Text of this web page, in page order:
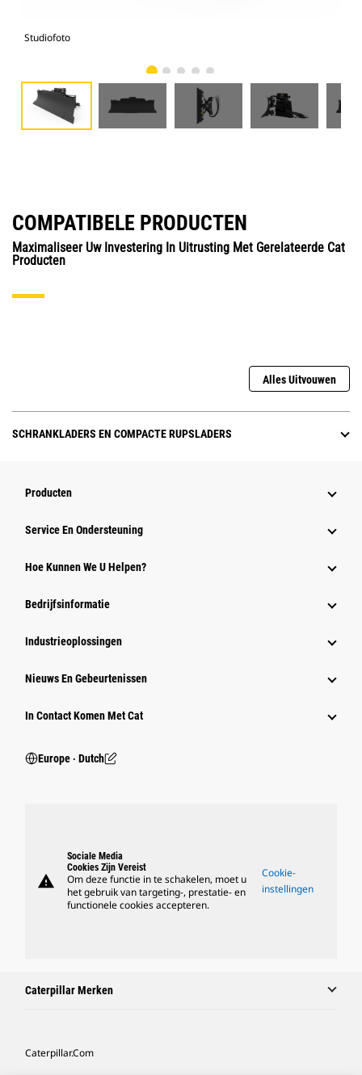
Studiofoto
COMPATIBELE PRODUCTEN
Maximaliseer Uw Investering In Uitrusting Met Gerelateerde Cat
Producten
Alles Uitvouwen
SCHRANKLADERS EN COMPACTE RUPSLADERS
Producten
Service En Ondersteuning
Hoe Kunnen We U Helpen?
Bedrijfsinformatie
Industrieoplossingen
Nieuws En Gebeurtenissen
In Contact Komen Met Cat
Europe ‧ Dutch
warning
Sociale Media
Cookies Zijn Vereist
Om deze functie in te schakelen, moet u
het gebruik van targeting-, prestatie- en
functionele cookies accepteren.
Cookie-
instellingen
Caterpillar Merken
Caterpillar.com